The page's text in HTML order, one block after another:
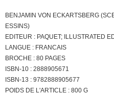
BENJAMIN VON ECKARTSBERG
ESSINS)
EDITEUR : PAQUET; ILLUSTRATED
LANGUE : FRANCAIS
BROCHE : 80 PAGES
ISBN-10 : 2888905671
ISBN-13 : 9782888905677
POIDS DE L'ARTICLE : 800 G